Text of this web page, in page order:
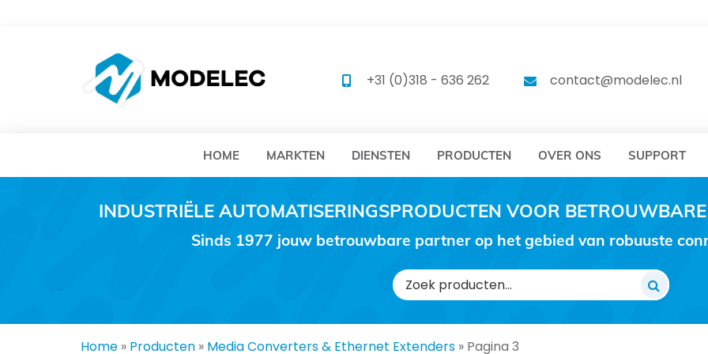
MODELEC MODELEC
+31 (0)318 - 636 262 contact@modelec.nl
HOME MARKTEN DIENSTEN PRODUCTEN OVER ONS SUPPORT
INDUSTRIËLE AUTOMATISERINGSPRODUCTEN VOOR
Sinds 1977 jouw betrouwbare partner op het gebied van robuuste
Zoeken
naar:
Home » Producten » Media Converters & Ethernet Extenders » Pagina 3